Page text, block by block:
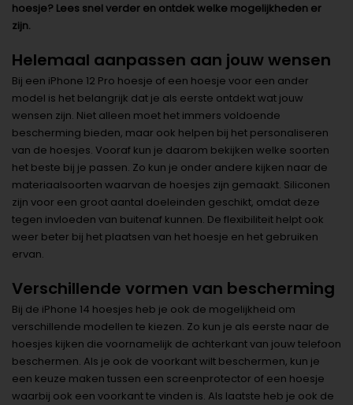
hoesje? Lees snel verder en ontdek welke mogelijkheden er
zijn.
Helemaal aanpassen aan jouw wensen
Bij een iPhone 12 Pro hoesje of een hoesje voor een ander
model is het belangrijk dat je als eerste ontdekt wat jouw
wensen zijn. Niet alleen moet het immers voldoende
bescherming bieden, maar ook helpen bij het personaliseren
van de hoesjes. Vooraf kun je daarom bekijken welke soorten
het beste bij je passen. Zo kun je onder andere kijken naar de
materiaalsoorten waarvan de hoesjes zijn gemaakt. Siliconen
zijn voor een groot aantal doeleinden geschikt, omdat deze
tegen invloeden van buitenaf kunnen. De flexibiliteit helpt ook
weer beter bij het plaatsen van het hoesje en het gebruiken
ervan.
Verschillende vormen van bescherming
Bij de iPhone 14 hoesjes heb je ook de mogelijkheid om
verschillende modellen te kiezen. Zo kun je als eerste naar de
hoesjes kijken die voornamelijk de achterkant van jouw telefoon
beschermen. Als je ook de voorkant wilt beschermen, kun je
een keuze maken tussen een screenprotector of een hoesje
waarbij ook een voorkant te vinden is. Als laatste heb je ook de